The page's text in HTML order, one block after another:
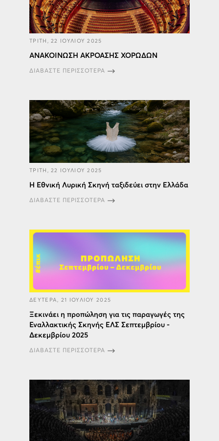
ΤΡΙΤΗ, 22 ΙΟΥΛΙΟΥ 2025
ΑΝΑΚΟΙΝΩΣΗ ΑΚΡΟΑΣΗΣ ΧΟΡΩΔΩΝ
ΔΙΑΒΑΣΤΕ ΠΕΡΙΣΣΟΤΕΡΑ
ΤΡΙΤΗ, 22 ΙΟΥΛΙΟΥ 2025
H Εθνική Λυρική Σκηνή ταξιδεύει στην Ελλάδα
ΔΙΑΒΑΣΤΕ ΠΕΡΙΣΣΟΤΕΡΑ
ΔΕΥΤΕΡΑ, 21 ΙΟΥΛΙΟΥ 2025
Ξεκινάει η προπώληση για τις παραγωγές της
Εναλλακτικής Σκηνής ΕΛΣ Σεπτεμβρίου -
Δεκεμβρίου 2025
ΔΙΑΒΑΣΤΕ ΠΕΡΙΣΣΟΤΕΡΑ